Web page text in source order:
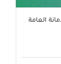
العامة